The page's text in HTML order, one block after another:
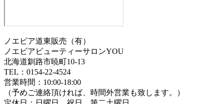
ノエビア道東販売（有）
ノエビアビューティーサロンYOU
北海道釧路市暁町10-13
TEL：0154-22-4524
営業時間：10:00-18:00
（予めご連絡頂ければ、時間外営業も致します。）